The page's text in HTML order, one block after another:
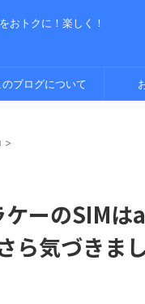
おトクに！楽しく！
のブログについて
>
ーのSIMは
ら気づきま